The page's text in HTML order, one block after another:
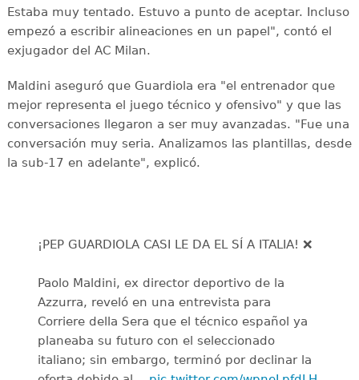
Estaba muy tentado. Estuvo a punto de aceptar. Incluso
empezó a escribir alineaciones en un papel", contó el
exjugador del AC Milan.
Maldini aseguró que Guardiola era "el entrenador que
mejor representa el juego técnico y ofensivo" y que las
conversaciones llegaron a ser muy avanzadas. "Fue una
conversación muy seria. Analizamos las plantillas, desde
la sub-17 en adelante", explicó.
¡PEP GUARDIOLA CASI LE DA EL SÍ A ITALIA! ❌
Paolo Maldini, ex director deportivo de la
Azzurra, reveló en una entrevista para
Corriere della Sera que el técnico español ya
planeaba su futuro con el seleccionado
italiano; sin embargo, terminó por declinar la